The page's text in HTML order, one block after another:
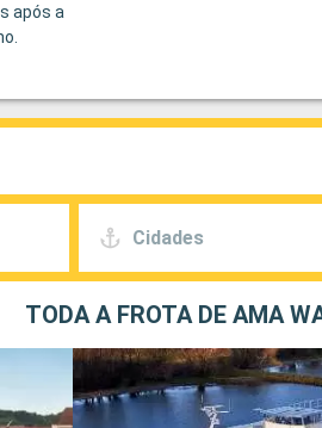
após a
Cidades
TODA A FROTA DE AMA